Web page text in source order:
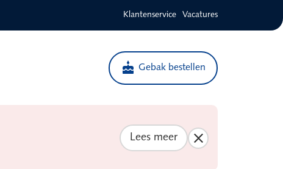
Klantenservice Vacatures
cake Gebak bestellen
Lees meer